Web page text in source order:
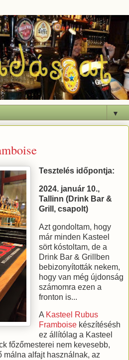
▼
Tesztelés időpontja:
2024. január 10.,
Tallinn (Drink Bar &
Grill, csapolt)
Azt gondoltam, hogy
már minden Kasteel
sört kóstoltam, de a
Drink Bar & Grillben
bebizonyították nekem,
hogy van még újdonság
számomra ezen a
fronton is...
A Kasteel Rubus
Framboisekészítésésh
ez állítólag a Kasteel
főzőmesterei nem kevesebb,
málna alfajt használnak, az